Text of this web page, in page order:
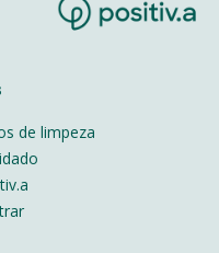
de limpeza